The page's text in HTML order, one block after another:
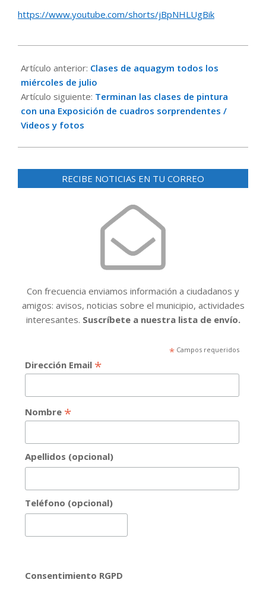
https://www.youtube.com/shorts/jBpNHLUgBik
06-
11
Artículo anterior: Clases de aquagym todos los
miércoles de julio
Artículo siguiente: Terminan las clases de pintura
con una Exposición de cuadros sorprendentes /
Videos y fotos
RECIBE NOTICIAS EN TU CORREO
Con frecuencia enviamos información a ciudadanos y
amigos: avisos, noticias sobre el municipio, actividades
interesantes. Suscríbete a nuestra lista de envío.
*Campos requeridos
Dirección Email *
Nombre *
Apellidos (opcional)
Teléfono (opcional)
Consentimiento RGPD